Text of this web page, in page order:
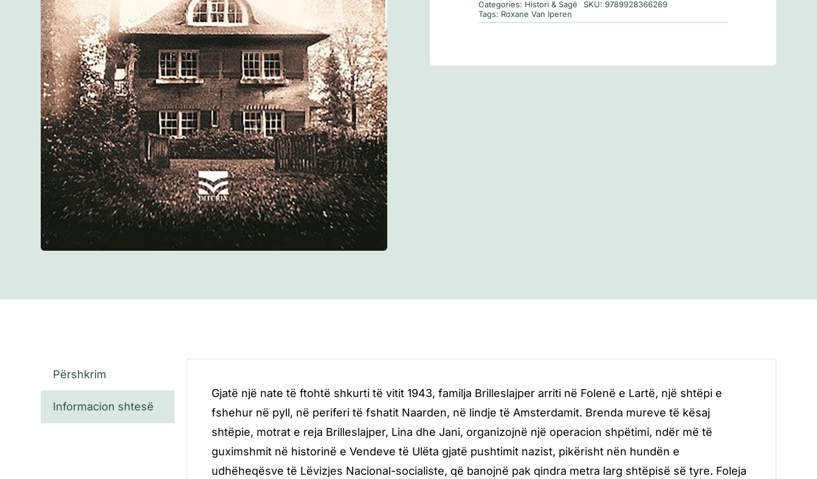
Categories: Histori & Sagë SKU: 9789928366269
Tags: Roxane Van Iperen
Përshkrim
Informacion shtesë
Gjatë një nate të ftohtë shkurti të vitit 1943, familja Brilleslajper arriti në Folenë e Lartë, një shtëpi e
fshehur në pyll, në periferi të fshatit Naarden, në lindje të Amsterdamit. Brenda mureve të kësaj
shtëpie, motrat e reja Brilleslajper, Lina dhe Jani, organizojnë një operacion shpëtimi, ndër më të
guximshmit në historinë e Vendeve të Ulëta gjatë pushtimit nazist, pikërisht nën hundën e
udhëheqësve të Lëvizjes Nacional-socialiste, që banojnë pak qindra metra larg shtëpisë së tyre. Foleja